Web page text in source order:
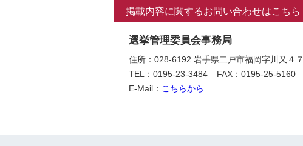
掲載内容に関するお問い合わせはこちら
選挙管理委員会事務局
住所：028-6192 岩手県二戸市福岡字川又４７
TEL：0195-23-3484
FAX：0195-25-5160
E-Mail： こちらから